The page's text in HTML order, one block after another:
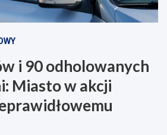
i 90 odholowanych
Miasto w akcji